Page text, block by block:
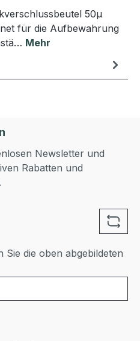
50μ
für die Aufbewahrung
Mehr
Newsletter und
Rabatten und
Sie die oben abgebildeten